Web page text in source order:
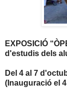
EXPOSICIÓ
d'estudis dels
Del 4 al 7
(Inauguració el